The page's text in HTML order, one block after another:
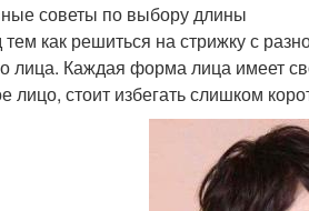
советы по выбору длины
как решиться на стрижку с
лица. Каждая форма лица имеет
лицо, стоит избегать слишком